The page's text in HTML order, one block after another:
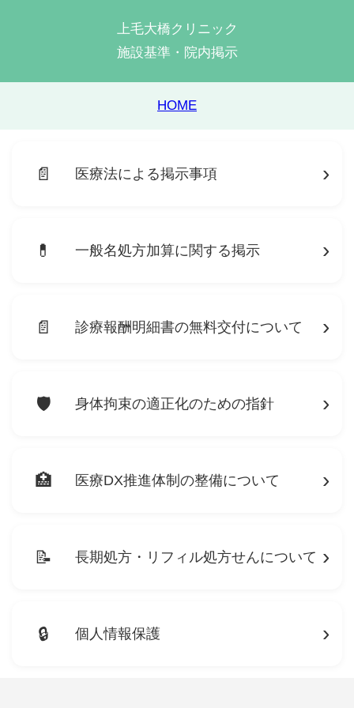
上毛大橋クリニック
施設基準・院内掲示
HOME
医療法による掲示事項 ›
一般名処方加算に関する掲示 ›
診療報酬明細書の無料交付について ›
身体拘束の適正化のための指針 ›
医療DX推進体制の整備について ›
長期処方・リフィル処方せんについて ›
個人情報保護 ›